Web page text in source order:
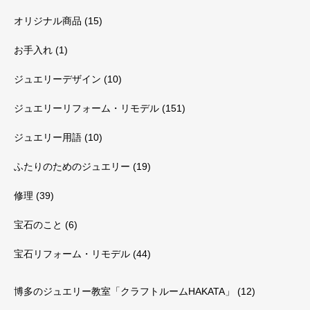
オリジナル商品 (15)
お手入れ (1)
ジュエリーデザイン (10)
ジュエリーリフォーム・リモデル (151)
ジュエリー用語 (10)
ふたりのためのジュエリー (19)
修理 (39)
宝石のこと (6)
宝石リフォーム・リモデル (44)
博多のジュエリー教室「クラフトルームHAKATA」 (12)